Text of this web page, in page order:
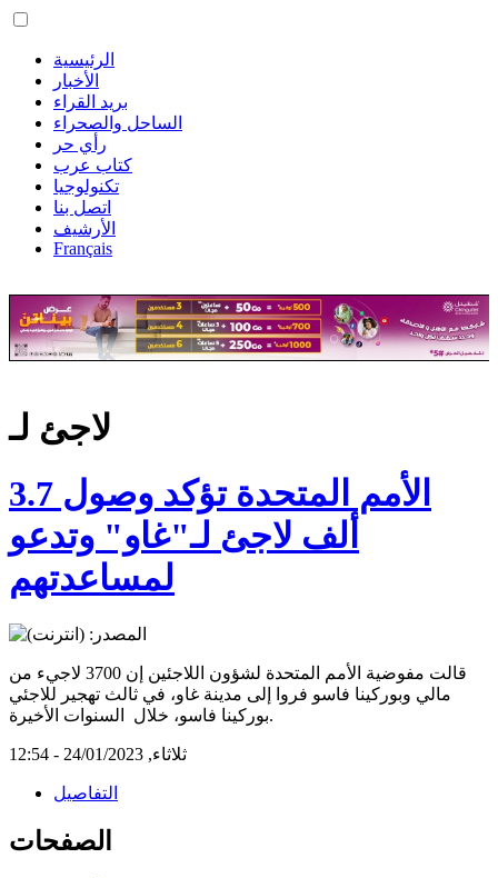
الرئيسية
الأخبار
بريد القراء
الساحل والصحراء
رأي حر
كتاب عرب
تكنولوجيا
اتصل بنا
الأرشيف
Français
لاجئ لـ
الأمم المتحدة تؤكد وصول 3.7
ألف لاجئ لـ"غاو" وتدعو
لمساعدتهم
قالت مفوضية الأمم المتحدة لشؤون اللاجئين إن 3700 لاجيء من
مالي وبوركينا فاسو فروا إلى مدينة غاو، في ثالث تهجير للاجئي
بوركينا فاسو، خلال السنوات الأخيرة.
ثلاثاء, 24/01/2023 - 12:54
التفاصيل
الصفحات